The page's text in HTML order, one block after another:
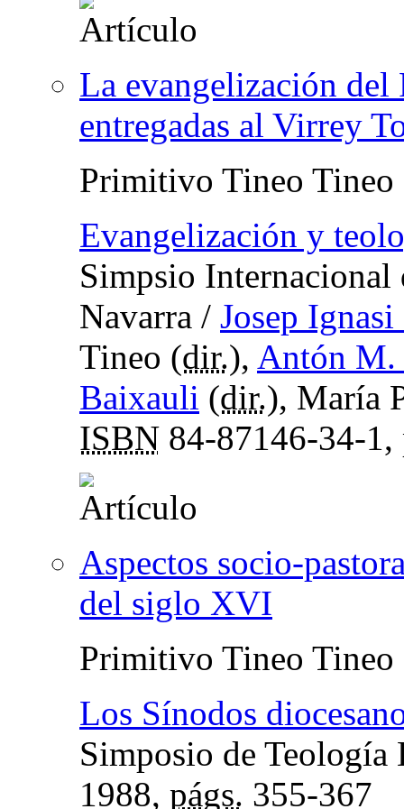
La evangelización del
entregadas al Virrey
Primitivo Tineo Tineo
Evangelización y
Simpsio Internacional
Navarra / Josep Ignasi
Tineo (dir.), Antón M.
Baixauli (dir.), María
ISBN 84-87146-34-1,
Aspectos socio-
del siglo XVI
Primitivo Tineo Tineo
Los Sínodos
Simposio de
1988, págs. 355-367